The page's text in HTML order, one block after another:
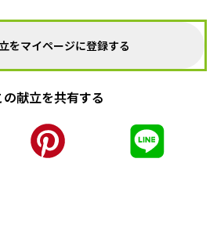
をマイページに登録する
の献立を共有する